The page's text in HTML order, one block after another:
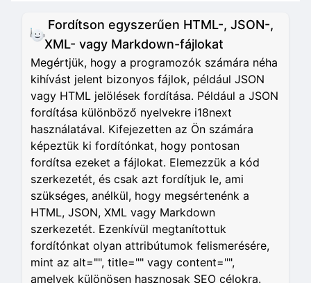
Fordítson egyszerűen HTML-, JSON-,
XML- vagy Markdown-fájlokat
Megértjük, hogy a programozók számára néha
kihívást jelent bizonyos fájlok, például JSON
vagy HTML jelölések fordítása. Például a JSON
fordítása különböző nyelvekre i18next
használatával. Kifejezetten az Ön számára
képeztük ki fordítónkat, hogy pontosan
fordítsa ezeket a fájlokat. Elemezzük a kód
szerkezetét, és csak azt fordítjuk le, ami
szükséges, anélkül, hogy megsértenénk a
HTML, JSON, XML vagy Markdown
szerkezetét. Ezenkívül megtanítottuk
fordítónkat olyan attribútumok felismerésére,
mint az alt="", title="" vagy content="",
amelyek különösen hasznosak SEO célokra.